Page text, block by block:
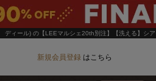
ディール) の【LEEマルシェ20th別注】【洗える】シ
新規会員登録 はこちら